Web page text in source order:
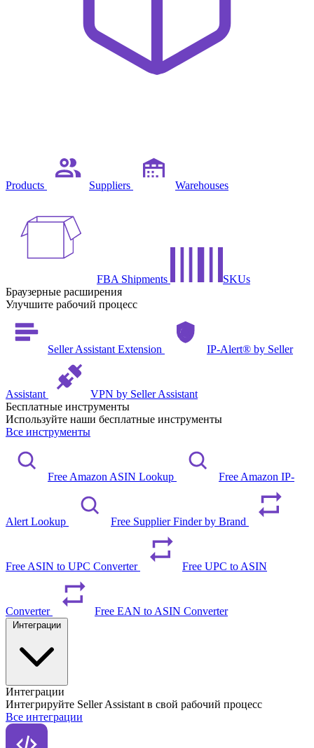
Products Suppliers Warehouses
FBA Shipments
SKUs
Браузерные расширения
Улучшите рабочий процесс
Seller Assistant Extension IP-Alert® by Seller
Assistant
VPN by Seller Assistant
Бесплатные инструменты
Используйте наши бесплатные инструменты
Все инструменты
Free Amazon ASIN Lookup Free Amazon IP-
Alert Lookup Free Supplier Finder by Brand
Free ASIN to UPC Converter Free UPC to ASIN
Converter Free EAN to ASIN Converter
Интеграции
Интегрируйте Seller Assistant в свой рабочий процесс
Все интеграции